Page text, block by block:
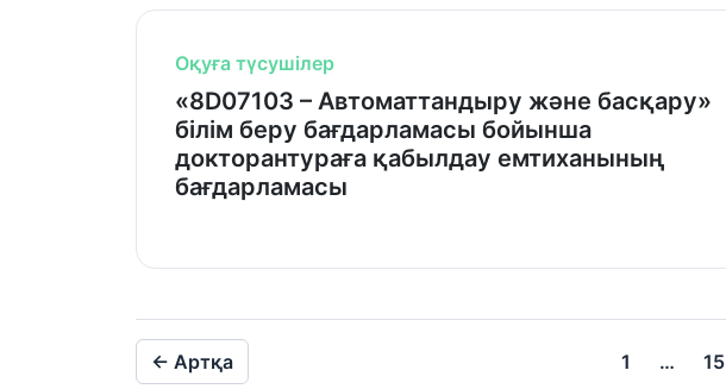
Оқуға түсушілер
«8D07103 – Автоматтандыру және басқару»
білім беру бағдарламасы бойынша
докторантураға қабылдау емтиханының
бағдарламасы
← Артқа 1 … 15